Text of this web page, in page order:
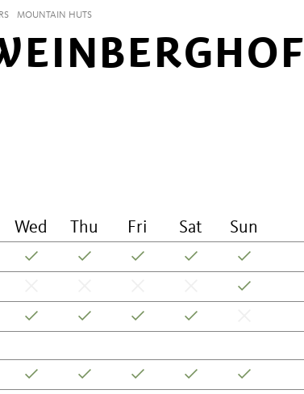
MOUNTAIN HUTS
Wed Thu Fri Sat
Sun